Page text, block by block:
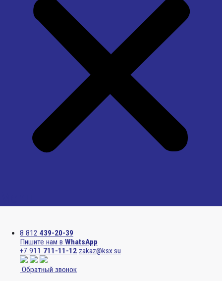
8 812 439-20-39
Пишите нам в WhatsApp
+7 911 711-11-12 zakaz@ksx.su
Обратный звонок